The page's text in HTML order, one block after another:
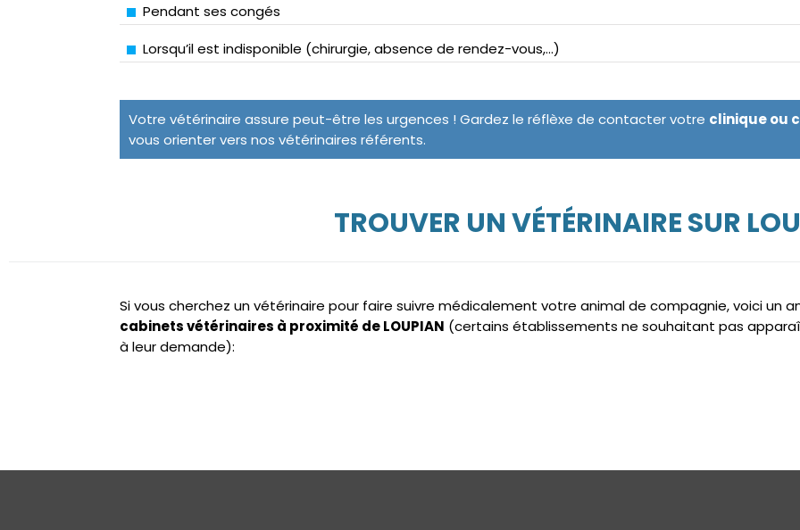
Pendant ses congés
Lorsqu’il est indisponible (chirurgie, absence de rendez-vous,...)
Votre vétérinaire assure peut-être les urgences ! Gardez le réflèxe de contacter votre clinique ou
vous orienter vers nos vétérinaires référents.
TROUVER UN VÉTÉRINAIRE SUR
Si vous cherchez un vétérinaire pour faire suivre médicalement votre animal de compagnie, voici un
cabinets vétérinaires à proximité de LOUPIAN (certains établissements ne souhaitant pas
à leur demande):